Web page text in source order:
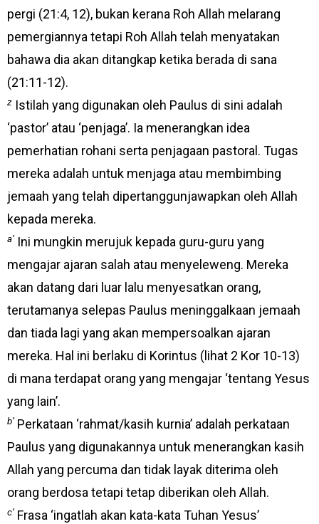
pergi (21:4, 12), bukan kerana Roh Allah melarang
pemergiannya tetapi Roh Allah telah menyatakan
bahawa dia akan ditangkap ketika berada di sana
(21:11-12).
z Istilah yang digunakan oleh Paulus di sini adalah
‘pastor’ atau ‘penjaga’. Ia menerangkan idea
pemerhatian rohani serta penjagaan pastoral. Tugas
mereka adalah untuk menjaga atau membimbing
jemaah yang telah dipertanggunjawapkan oleh Allah
kepada mereka.
a’ Ini mungkin merujuk kepada guru-guru yang
mengajar ajaran salah atau menyeleweng. Mereka
akan datang dari luar lalu menyesatkan orang,
terutamanya selepas Paulus meninggalkaan jemaah
dan tiada lagi yang akan mempersoalkan ajaran
mereka. Hal ini berlaku di Korintus (lihat 2 Kor 10-13)
di mana terdapat orang yang mengajar ‘tentang Yesus
yang lain’.
b’ Perkataan ‘rahmat/kasih kurnia’ adalah perkataan
Paulus yang digunakannya untuk menerangkan kasih
Allah yang percuma dan tidak layak diterima oleh
orang berdosa tetapi tetap diberikan oleh Allah.
c’ Frasa ‘ingatlah akan kata-kata Tuhan Yesus’